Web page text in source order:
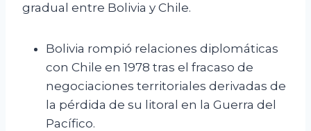
gradual entre Bolivia y Chile.
Bolivia rompió relaciones diplomáticas
con Chile en 1978 tras el fracaso de
negociaciones territoriales derivadas de
la pérdida de su litoral en la Guerra del
Pacífico.